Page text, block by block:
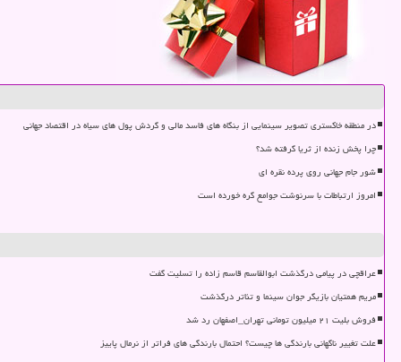
در منطقه خاکستری تصویر سینمایی از بنگاه های فاسد مالی و گردش پول های سیاه در اقتصاد جهانی
چرا پخش زنده از ثریا گرفته شد؟
شور جام جهانی روی پرده نقره ای
امروز ارتباطات با سرنوشت جوامع گره خورده است
عراقچی در پیامی درگذشت ابوالقاسم قاسم زاده را تسلیت گفت
مریم همتیان بازیگر جوان سینما و تئاتر درگذشت
فروش بلیت ۲۱ میلیون تومانی تهران_اصفهان رد شد
علت تغییر ناگهانی بارندگی ها چیست؟ احتمال بارندگی های فراتر از نرمال پاییز